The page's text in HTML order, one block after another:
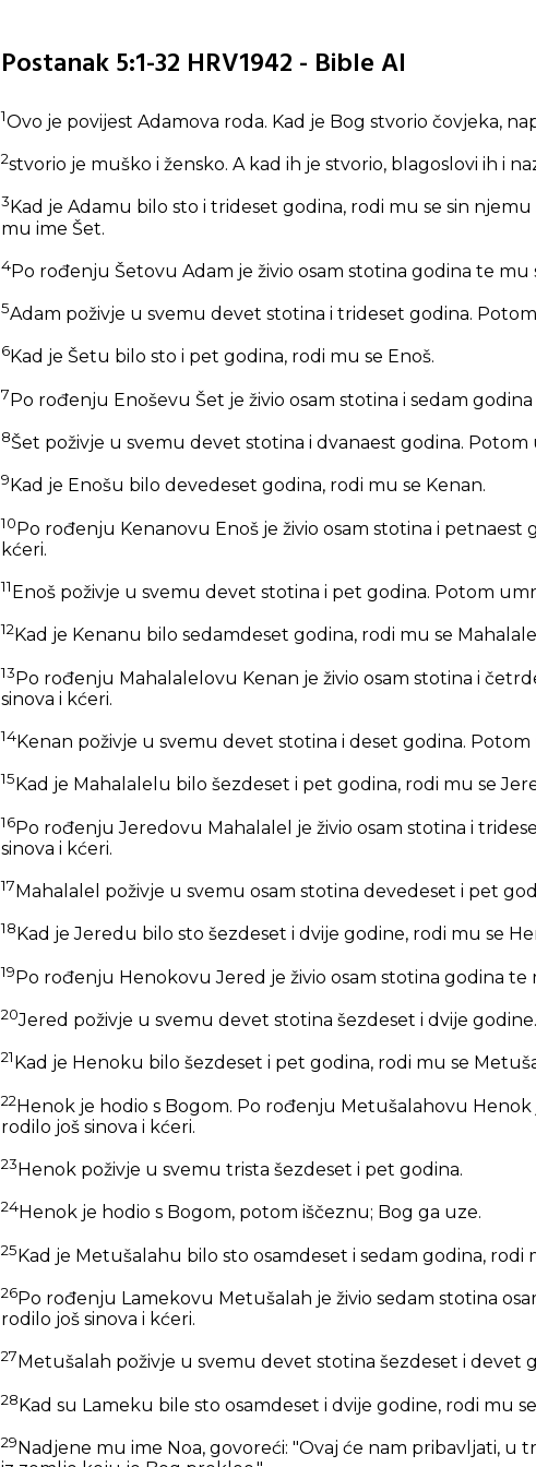
Postanak 5:1-32 HRV1942 - Bible AI
1Ovo je povijest Adamova roda. Kad je Bog stvorio čovjeka,
2stvorio je muško i žensko. A kad ih je stvorio, blagoslovi ih i
3 Kad je Adamu bilo sto i trideset godina, rodi mu se sin
mu ime Šet.
4Po rođenju Šetovu Adam je živio osam stotina godina te mu
5Adam poživje u svemu devet stotina i trideset godina.
6Kad je Šetu bilo sto i pet godina, rodi mu se Enoš.
7Po rođenju Enoševu Šet je živio osam stotina i sedam
8Šet poživje u svemu devet stotina i dvanaest godina. Potom
9 Kad je Enošu bilo devedeset godina, rodi mu se Kenan.
10Po rođenju Kenanovu Enoš je živio osam stotina i petnaest
kćeri.
11 Enoš poživje u svemu devet stotina i pet godina. Potom
12Kad je Kenanu bilo sedamdeset godina, rodi mu se
13Po rođenju Mahalalelovu Kenan je živio osam stotina i
sinova i kćeri.
14Kenan poživje u svemu devet stotina i deset godina. Potom
15 Kad je Mahalalelu bilo šezdeset i pet godina, rodi mu se
16Po rođenju Jeredovu Mahalalel je živio osam stotina i
sinova i kćeri.
17 Mahalalel poživje u svemu osam stotina devedeset i pet
18 Kad je Jeredu bilo sto šezdeset i dvije godine, rodi mu se
19Po rođenju Henokovu Jered je živio osam stotina godina te
20Jered poživje u svemu devet stotina šezdeset i dvije
21 Kad je Henoku bilo šezdeset i pet godina, rodi mu se
22Henok je hodio s Bogom. Po rođenju Metušalahovu Henok
rodilo još sinova i kćeri.
23 Henok poživje u svemu trista šezdeset i pet godina.
24Henok je hodio s Bogom, potom iščeznu; Bog ga uze.
25Kad je Metušalahu bilo sto osamdeset i sedam godina, rodi
26Po rođenju Lamekovu Metušalah je živio sedam stotina
rodilo još sinova i kćeri.
27 Metušalah poživje u svemu devet stotina šezdeset i devet
28Kad su Lameku bile sto osamdeset i dvije godine, rodi mu se
29 Nadjene mu ime Noa, govoreći: "Ovaj će nam pribavljati,